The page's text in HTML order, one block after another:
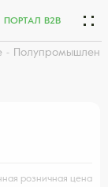
ПОРТАЛ B2B
розничная цена